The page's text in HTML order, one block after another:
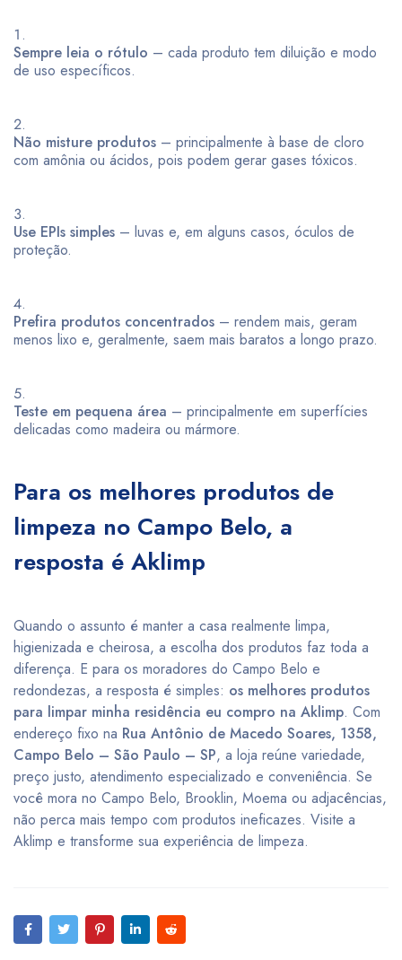
Sempre leia o rótulo – cada produto tem diluição e modo
de uso específicos.
Não misture produtos – principalmente à base de cloro
com amônia ou ácidos, pois podem gerar gases tóxicos.
Use EPIs simples – luvas e, em alguns casos, óculos de
proteção.
Prefira produtos concentrados – rendem mais, geram
menos lixo e, geralmente, saem mais baratos a longo prazo.
Teste em pequena área – principalmente em superfícies
delicadas como madeira ou mármore.
Para os melhores produtos de
limpeza no Campo Belo, a
resposta é Aklimp
Quando o assunto é manter a casa realmente limpa,
higienizada e cheirosa, a escolha dos produtos faz toda a
diferença. E para os moradores do Campo Belo e
redondezas, a resposta é simples: os melhores produtos
para limpar minha residência eu compro na Aklimp. Com
endereço fixo na Rua Antônio de Macedo Soares, 1358,
Campo Belo – São Paulo – SP, a loja reúne variedade,
preço justo, atendimento especializado e conveniência. Se
você mora no Campo Belo, Brooklin, Moema ou adjacências,
não perca mais tempo com produtos ineficazes. Visite a
Aklimp e transforme sua experiência de limpeza.